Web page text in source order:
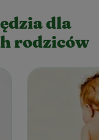
dla
rodziców